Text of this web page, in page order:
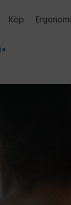
Köp Ergonomi